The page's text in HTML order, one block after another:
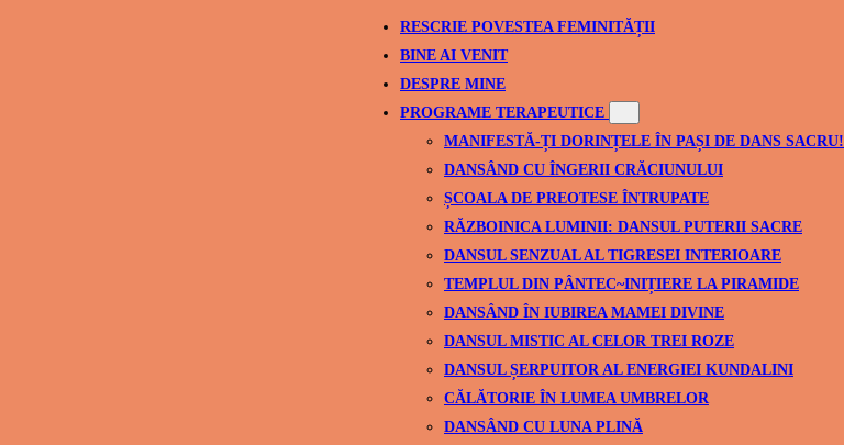
RESCRIE POVESTEA FEMINITĂȚII
BINE AI VENIT
DESPRE MINE
PROGRAME TERAPEUTICE
MANIFESTĂ-ȚI DORINȚELE ÎN PAȘI DE DANS SACRU!
DANSÂND CU ÎNGERII CRĂCIUNULUI
ȘCOALA DE PREOTESE ÎNTRUPATE
RĂZBOINICA LUMINII: DANSUL PUTERII SACRE
DANSUL SENZUAL AL TIGRESEI INTERIOARE
TEMPLUL DIN PÂNTEC~INIȚIERE LA PIRAMIDE
DANSÂND ÎN IUBIREA MAMEI DIVINE
DANSUL MISTIC AL CELOR TREI ROZE
DANSUL ȘERPUITOR AL ENERGIEI KUNDALINI
CĂLĂTORIE ÎN LUMEA UMBRELOR
DANSÂND CU LUNA PLINĂ